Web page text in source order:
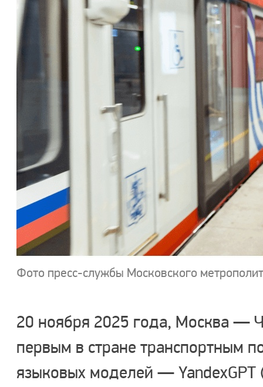
Фото пресс-службы Московского
​20 ноября 2025 года, Москва —
первым в стране транспортным
языковых моделей — YandexGPT